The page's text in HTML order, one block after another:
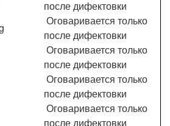
после дифектовки
Оговаривается только
после дифектовки
Оговаривается только
после дифектовки
Оговаривается только
после дифектовки
Оговаривается только
после дифектовки